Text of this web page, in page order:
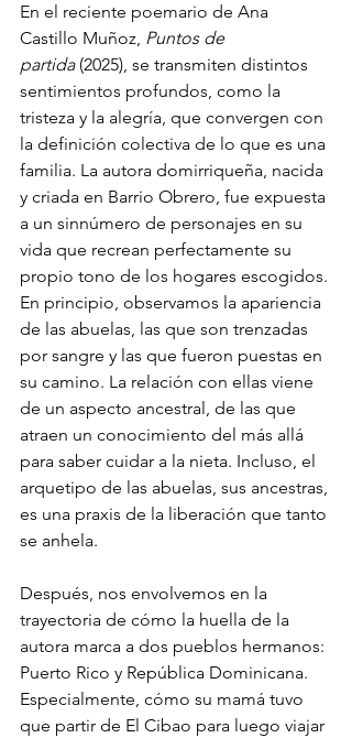
En el reciente poemario de Ana
Castillo Muñoz, Puntos de
partida (2025), se transmiten distintos
sentimientos profundos, como la
tristeza y la alegría, que convergen con
la definición colectiva de lo que es una
familia. La autora domirriqueña, nacida
y criada en Barrio Obrero, fue expuesta
a un sinnúmero de personajes en su
vida que recrean perfectamente su
propio tono de los hogares escogidos.
En principio, observamos la apariencia
de las abuelas, las que son trenzadas
por sangre y las que fueron puestas en
su camino. La relación con ellas viene
de un aspecto ancestral, de las que
atraen un conocimiento del más allá
para saber cuidar a la nieta. Incluso, el
arquetipo de las abuelas, sus ancestras,
es una praxis de la liberación que tanto
se anhela.
Después, nos envolvemos en la
trayectoria de cómo la huella de la
autora marca a dos pueblos hermanos:
Puerto Rico y República Dominicana.
Especialmente, cómo su mamá tuvo
que partir de El Cibao para luego viajar